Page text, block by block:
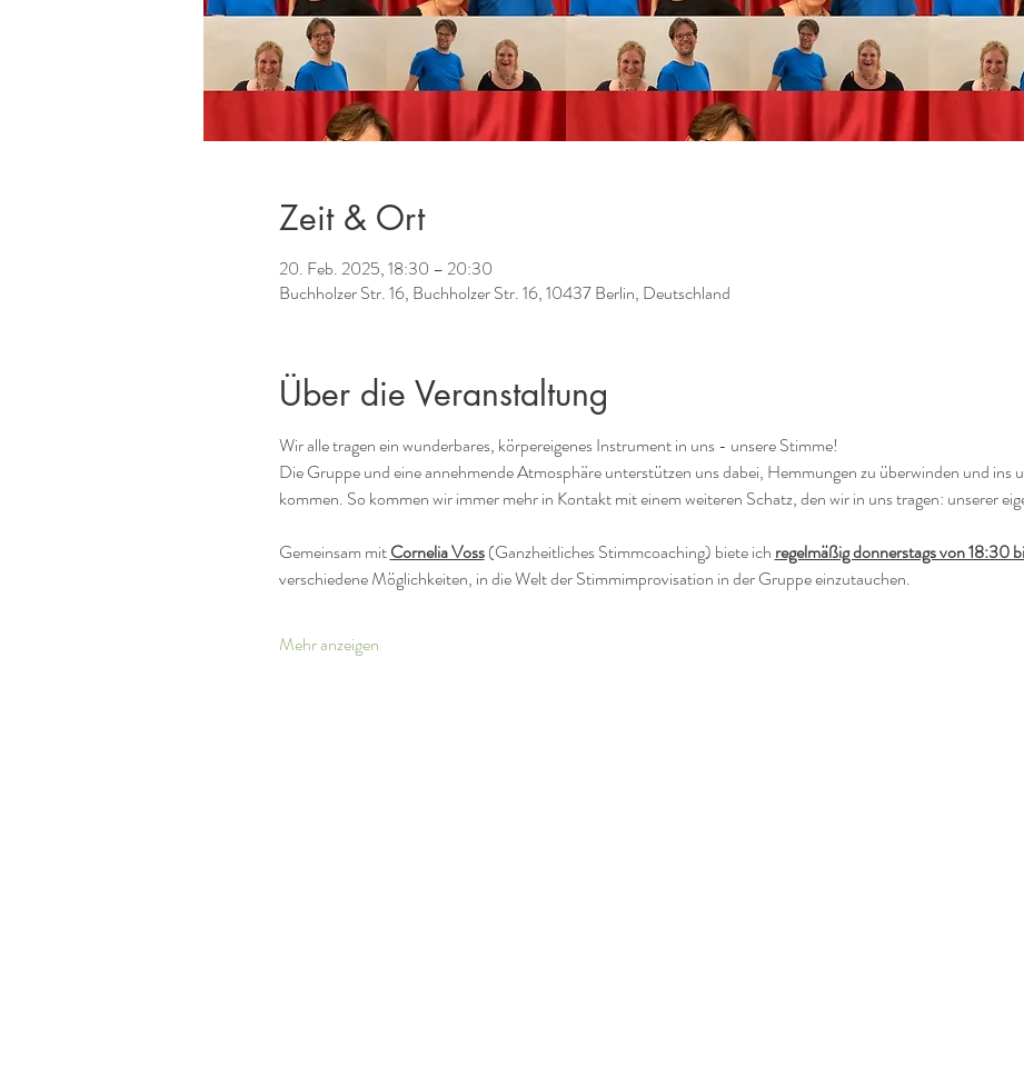
Zeit & Ort
20. Feb. 2025, 18:30 – 20:30
Buchholzer Str. 16, Buchholzer Str. 16, 10437 Berlin, Deutschland
Über die Veranstaltung
Wir alle tragen ein wunderbares, körpereigenes Instrument in uns - unsere Stimme!
Die Gruppe und eine annehmende Atmosphäre unterstützen uns dabei, Hemmungen zu überwinden und ins
kommen. So kommen wir immer mehr in Kontakt mit einem weiteren Schatz, den wir in uns tragen: unserer
Gemeinsam mit Cornelia Voss (Ganzheitliches Stimmcoaching) biete ich regelmäßig donnerstags von 18:30
verschiedene Möglichkeiten, in die Welt der Stimmimprovisation in der Gruppe einzutauchen.
Mehr anzeigen